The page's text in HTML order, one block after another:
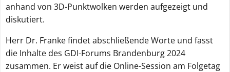
anhand von 3D-Punktwolken werden aufgezeigt und
diskutiert.
Herr Dr. Franke findet abschließende Worte und fasst
die Inhalte des GDI-Forums Brandenburg 2024
zusammen. Er weist auf die Online-Session am Folgetag